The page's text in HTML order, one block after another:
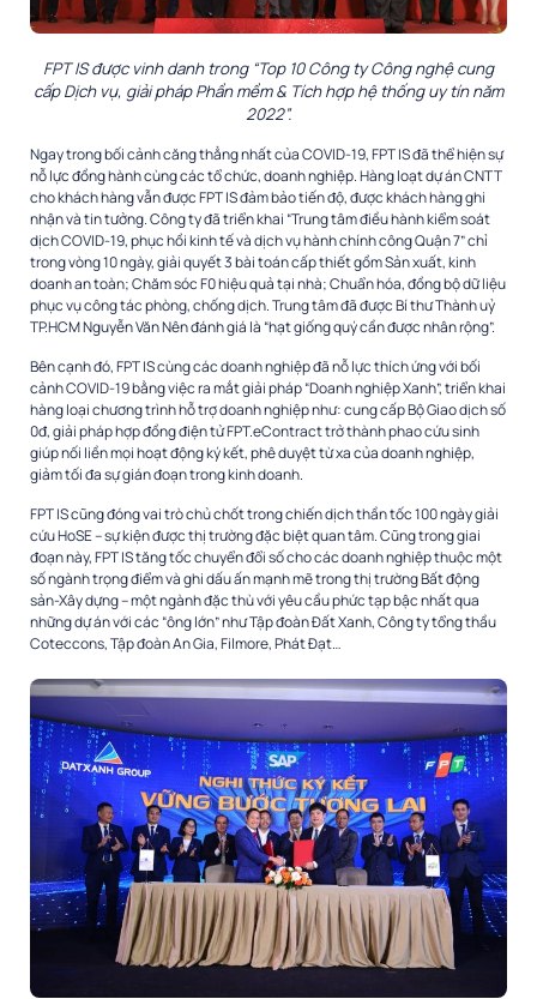
FPT IS được vinh danh trong “Top 10 Công ty Công nghệ cung
cấp Dịch vụ, giải pháp Phần mềm & Tích hợp hệ thống uy tín năm
2022”.
Ngay trong bối cảnh căng thẳng nhất của COVID-19, FPT IS đã thể hiện sự
nỗ lực đồng hành cùng các tổ chức, doanh nghiệp. Hàng loạt dự án CNTT
cho khách hàng vẫn được FPT IS đảm bảo tiến độ, được khách hàng ghi
nhận và tin tưởng. Công ty đã triển khai “Trung tâm điều hành kiểm soát
dịch COVID-19, phục hồi kinh tế và dịch vụ hành chính công Quận 7” chỉ
trong vòng 10 ngày, giải quyết 3 bài toán cấp thiết gồm Sản xuất, kinh
doanh an toàn; Chăm sóc F0 hiệu quả tại nhà; Chuẩn hóa, đồng bộ dữ liệu
phục vụ công tác phòng, chống dịch. Trung tâm đã được Bí thư Thành uỷ
TP.HCM Nguyễn Văn Nên đánh giá là “hạt giống quý cần được nhân rộng”.
Bên cạnh đó, FPT IS cùng các doanh nghiệp đã nỗ lực thích ứng với bối
cảnh COVID-19 bằng việc ra mắt giải pháp “Doanh nghiệp Xanh”, triển khai
hàng loại chương trình hỗ trợ doanh nghiệp như: cung cấp Bộ Giao dịch số
0đ, giải pháp hợp đồng điện tử FPT.eContract trở thành phao cứu sinh
giúp nối liền mọi hoạt động ký kết, phê duyệt từ xa của doanh nghiệp,
giảm tối đa sự gián đoạn trong kinh doanh.
FPT IS cũng đóng vai trò chủ chốt trong chiến dịch thần tốc 100 ngày giải
cứu HoSE – sự kiện được thị trường đặc biệt quan tâm. Cũng trong giai
đoạn này, FPT IS tăng tốc chuyển đổi số cho các doanh nghiệp thuộc một
số ngành trọng điểm và ghi dấu ấn mạnh mẽ trong thị trường Bất động
sản-Xây dựng – một ngành đặc thù với yêu cầu phức tạp bậc nhất qua
những dự án với các “ông lớn” như Tập đoàn Đất Xanh, Công ty tổng thầu
Coteccons, Tập đoàn An Gia, Filmore, Phát Đạt…